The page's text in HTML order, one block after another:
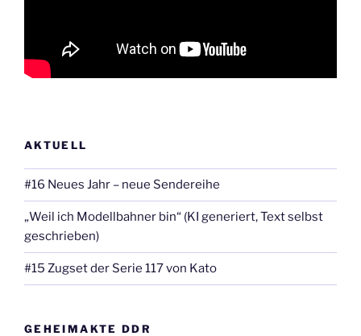
AKTUELL
#16 Neues Jahr – neue Sendereihe
„Weil ich Modellbahner bin“ (KI generiert, Text selbst
geschrieben)
#15 Zugset der Serie 117 von Kato
GEHEIMAKTE DDR